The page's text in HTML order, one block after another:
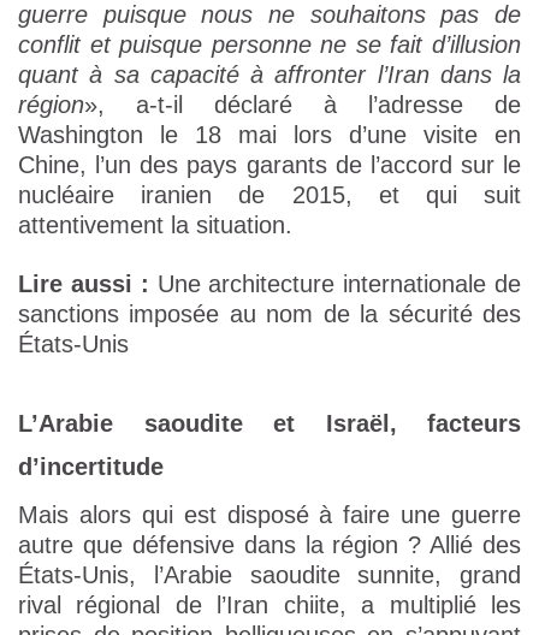
guerre puisque nous ne souhaitons pas de
conflit et puisque personne ne se fait d’illusion
quant à sa capacité à affronter l’Iran dans la
région», a-t-il déclaré à l’adresse de
Washington le 18 mai lors d’une visite en
Chine, l’un des pays garants de l’accord sur le
nucléaire iranien de 2015, et qui suit
attentivement la situation.
Lire aussi : Une architecture internationale de
sanctions imposée au nom de la sécurité des
États-Unis
L’Arabie saoudite et Israël, facteurs
d’incertitude
Mais alors qui est disposé à faire une guerre
autre que défensive dans la région ? Allié des
États-Unis, l’Arabie saoudite sunnite, grand
rival régional de l’Iran chiite, a multiplié les